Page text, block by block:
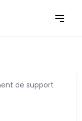
de support